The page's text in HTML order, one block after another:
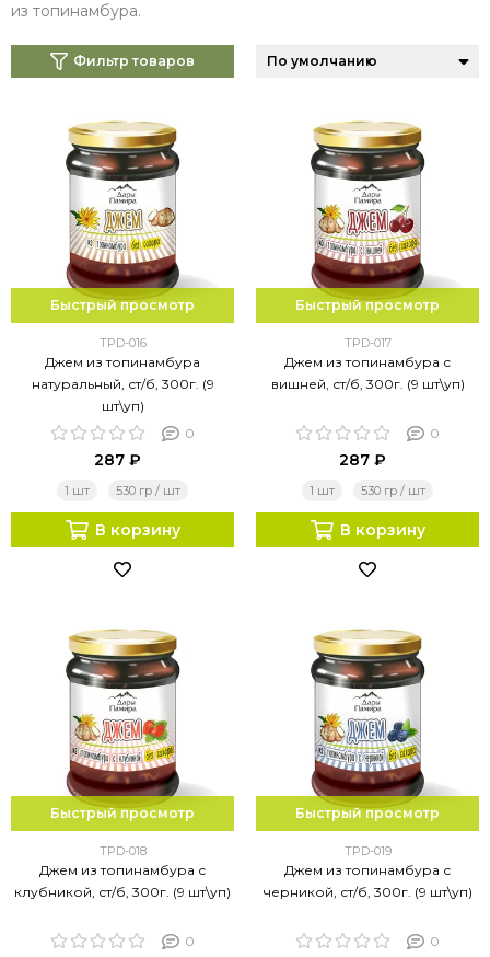
из топинамбура.
Фильтр товаров
Быстрый просмотр
TPD-016
Джем из топинамбура
натуральный, ст/б, 300г. (9
шт\уп)
0
287 ₽
1 шт 530 гр / шт
В корзину
Быстрый просмотр
TPD-017
Джем из топинамбура с
вишней, ст/б, 300г. (9 шт\уп)
0
287 ₽
1 шт 530 гр / шт
В корзину
Быстрый просмотр
TPD-018
Джем из топинамбура с
клубникой, ст/б, 300г. (9 шт\уп)
0
Быстрый просмотр
TPD-019
Джем из топинамбура с
черникой, ст/б, 300г. (9 шт\уп)
0